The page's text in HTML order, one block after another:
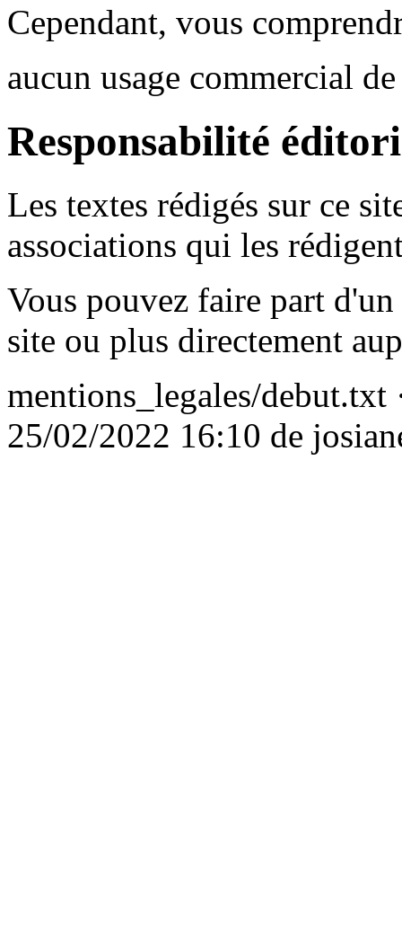
Cependant, vous
aucun usage commercial
Responsabilité
Les textes rédigés sur ce
associations qui les
Vous pouvez faire part
site ou plus directement
mentions_legales/debut.txt
25/02/2022 16:10 de